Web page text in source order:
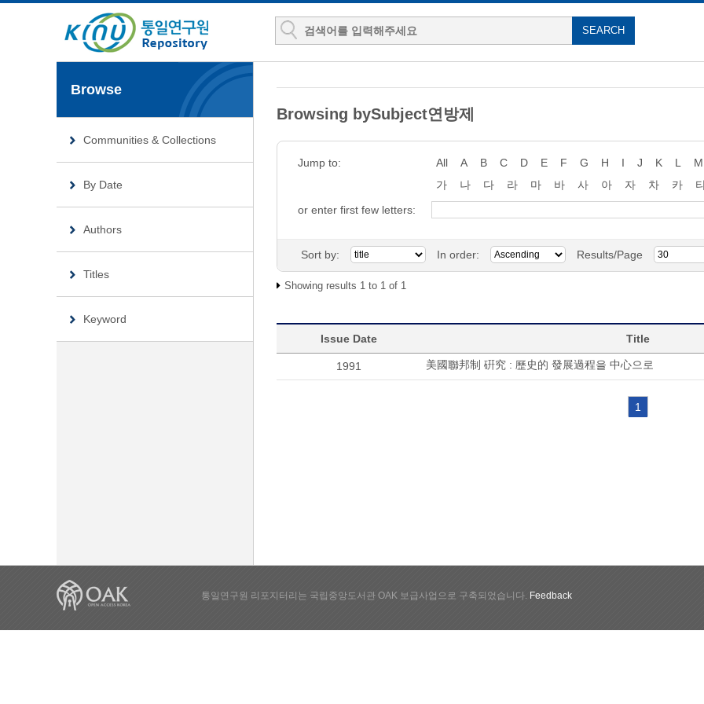
Browse
Communities & Collections
By Date
Authors
Titles
Keyword
Browsing bySubject연방제
Jump to: All A B C D E F G H I J K L M
가
나 다 라 마 바 사 아 자 차 카
or enter first few letters:
Sort by: In order: Results/Page
Showing results 1 to 1 of 1
Issue Date Title
1991 美國聯邦制 硏究 : 歷史的 發展過程을 中心으로
1
통일연구원 리포지터리는 국립중앙도서관 OAK 보급사업으로 구축되었습니다. Feedback